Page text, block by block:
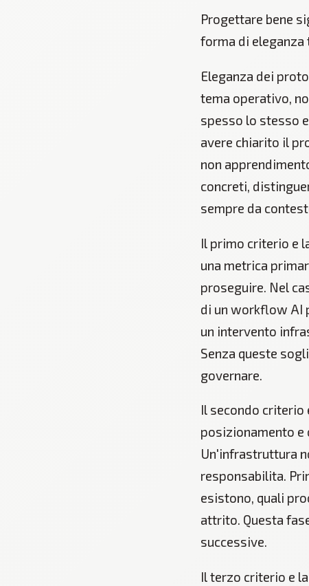
Progettare bene
forma di eleganza
Eleganza dei
tema operativo,
spesso lo stesso
avere chiarito il
non
concreti,
sempre da
Il primo criterio e
una metrica
proseguire. Nel
di un workflow AI
un intervento
Senza queste
governare.
Il secondo criterio
posizionamento e
Un'infrastruttura
responsabilita.
esistono, quali
attrito. Questa
successive.
Il terzo criterio e